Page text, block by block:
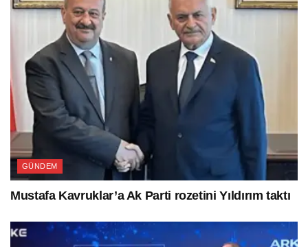
GÜNDEM
Mustafa Kavruklar’a Ak Parti rozetini Yıldırım taktı